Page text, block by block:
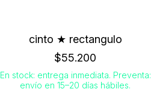
cinto ★ rectangulo
$55.200
En stock: entrega inmediata. Preventa:
envío en 15–20 días hábiles.